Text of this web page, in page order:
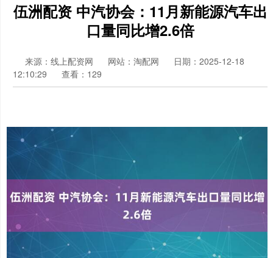
伍洲配资 中汽协会：11月新能源汽车出
口量同比增2.6倍
来源：线上配资网 网站：淘配网
日期：2025-12-18
12:10:29
查看：129